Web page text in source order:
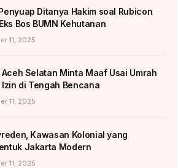
Ditanya Hakim soal Rubicon
Bos BUMN Kehutanan
11, 2025
Aceh Selatan Minta Maaf Usai Umrah
Izin di Tengah Bencana
11, 2025
Kawasan Kolonial yang
Jakarta Modern
11, 2025